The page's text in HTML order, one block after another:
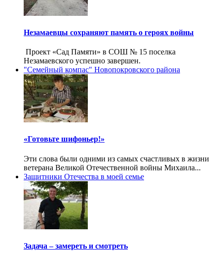
Незамаевцы сохраняют память о героях войны
Проект «Сад Памяти» в СОШ № 15 поселка
Незамаевского успешно завершен.
"Семейный компас" Новопокровского района
«Готовьте шифоньер!»
Эти слова были одними из самых счастливых в жизни
ветерана Великой Отечественной войны Михаила...
Защитники Отечества в моей семье
Задача – замереть и смотреть